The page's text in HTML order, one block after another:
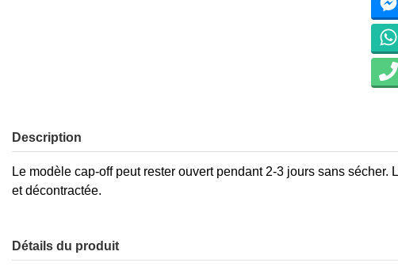
Description
Le modèle cap-off peut rester ouvert pendant 2-3 jours sans
et décontractée.
Détails du produit